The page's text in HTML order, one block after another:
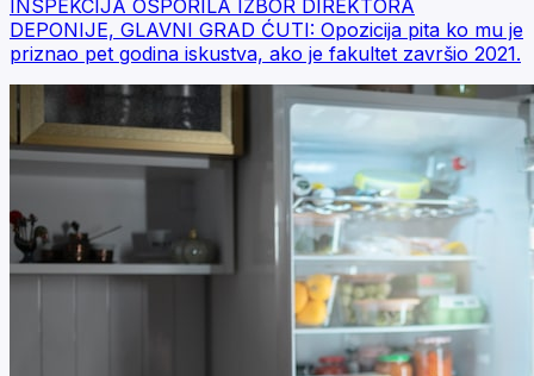
INSPEKCIJA OSPORILA IZBOR DIREKTORA
DEPONIJE, GLAVNI GRAD ĆUTI: Opozicija pita ko mu je
priznao pet godina iskustva, ako je fakultet završio 2021.